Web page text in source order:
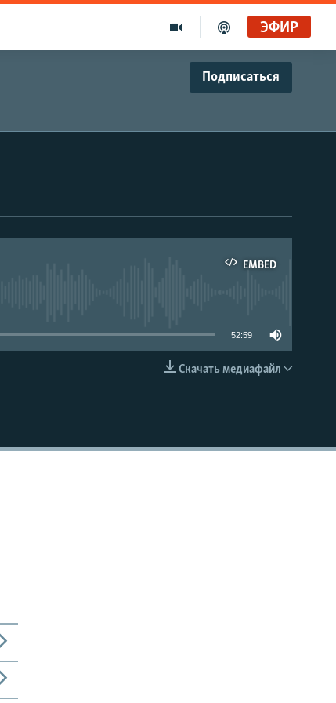
ЭФИР
Подписаться
EMBED
EMBED
52:59
Скачать медиафайл